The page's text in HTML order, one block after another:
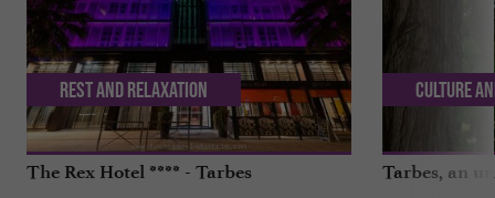
The Rex Hotel **** - Tarbes
Rest and relaxation
Tarbes, an
Culture